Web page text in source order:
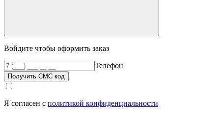
Войдите чтобы оформить заказ
Телефон
Получить СМС код
Я согласен с политикой конфиденциальности